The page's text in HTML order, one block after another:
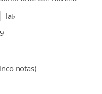
la♭
9
notas)